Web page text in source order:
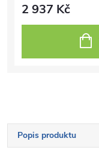
2 937 Kč
Popis produktu